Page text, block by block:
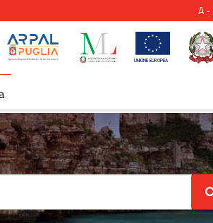
A